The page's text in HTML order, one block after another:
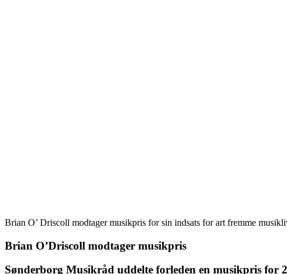
Brian O’ Driscoll modtager musikpris for sin indsats for art fremme
Brian O’Driscoll modtager musikpris
Sønderborg Musikråd uddelte forleden en musikpris for